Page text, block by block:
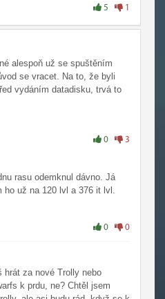
5 1
alespoň už se spuštěním
se vracet. Na to, že byli
vydáním datadisku, trvá to
0 3
rasu odemknul dávno. Já
ho už na 120 lvl a 376 it lvl.
0 0
hrát za nové Trolly nebo
k prdu, ne? Chtěl jsem